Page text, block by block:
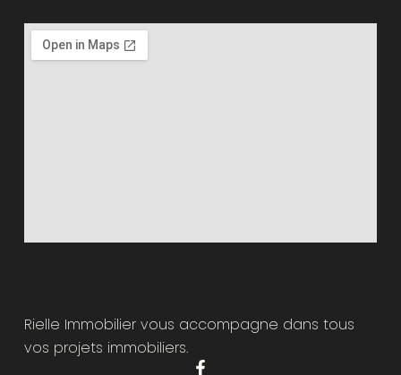
Rielle Immobilier vous accompagne dans tous
vos projets immobiliers.